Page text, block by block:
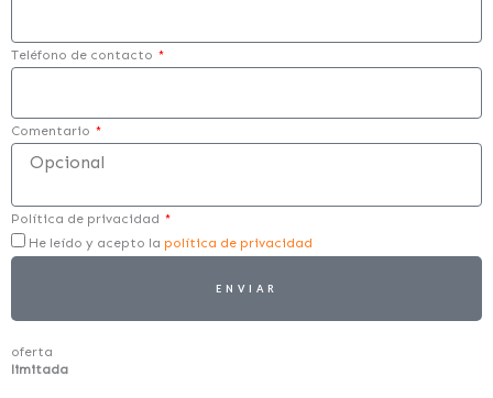
Teléfono de contacto
Comentario
Política de privacidad
He leído y acepto la política de privacidad
ENVIAR
oferta
limitada